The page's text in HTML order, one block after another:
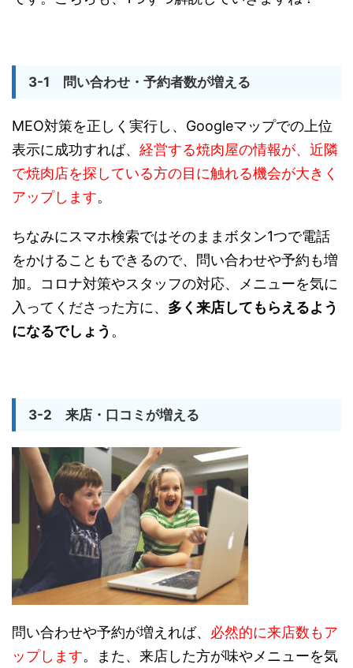
3-1 問い合わせ・予約者数が増える
MEO対策を正しく実行し、Googleマップでの上位
表示に成功すれば、 経営する焼肉屋の情報が、近隣
で焼肉店を探している方の目に触れる機会が大きく
アップします。
ちなみにスマホ検索ではそのままボタン1つで電話
をかけることもできるので、問い合わせや予約も増
加。コロナ対策やスタッフの対応、メニューを気に
入ってくださった方に、 多く来店してもらえるよう
になるでしょう 。
3-2 来店・口コミが増える
問い合わせや予約が増えれば、 必然的に来店数もア
ップします。また、来店した方が味やメニューを気